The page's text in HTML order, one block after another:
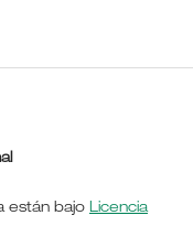
están bajo Licencia